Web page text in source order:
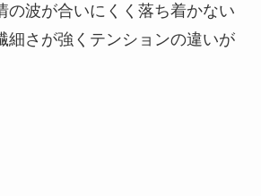
の波が合いにくく落ち着かない
細さが強くテンションの違いが